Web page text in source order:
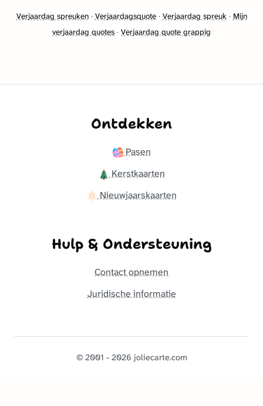
Verjaardag spreuken· Verjaardagsquote· Verjaardag spreuk· Mijn
verjaardag quotes · Verjaardag quote grappig
Ontdekken
Pasen
Kerstkaarten
Nieuwjaarskaarten
Hulp & Ondersteuning
Contact opnemen
Juridische informatie
© 2001 - 2026 joliecarte.com